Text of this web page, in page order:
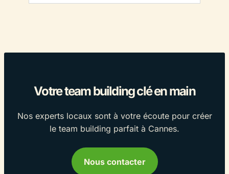
Votre team building clé en main
Nos experts locaux sont à votre écoute pour créer
le team building parfait à Cannes.
Nous contacter